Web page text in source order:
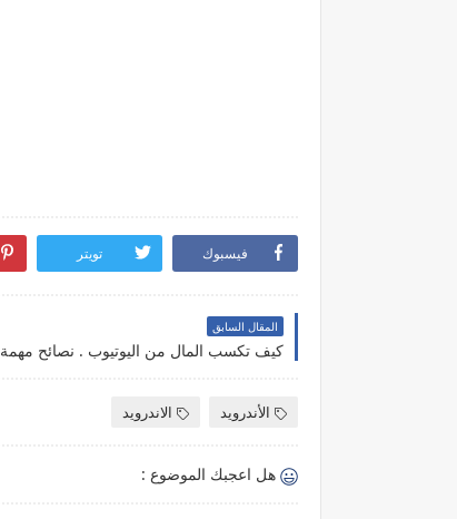
فيسبوك تويتر
المقال السابق
كيف تكسب المال من اليوتيوب . نصائح مهمة
الأندرويد الاندرويد
هل اعجبك الموضوع :